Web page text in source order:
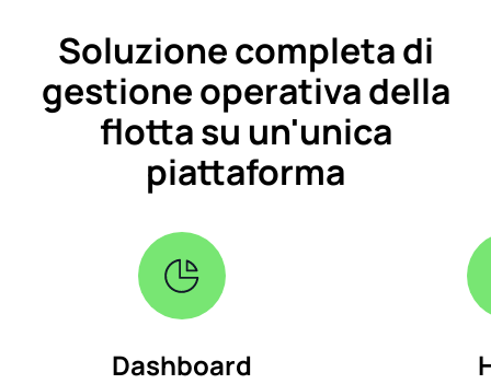
Soluzione completa di
gestione operativa della
flotta su un'unica
piattaforma
Dashboard